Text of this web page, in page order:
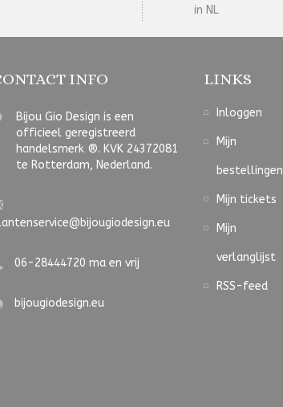
in NL
INFO
Bijou Gio Design is een
officieel geregistreerd
handelsmerk ®. KVK 24372081
te Rotterdam, Nederland.
06-28444720 ma en vrij
bijougiodesign.eu
LINKS
Inloggen
Mijn
bestellingen
Mijn tickets
Mijn
verlanglijst
RSS-feed